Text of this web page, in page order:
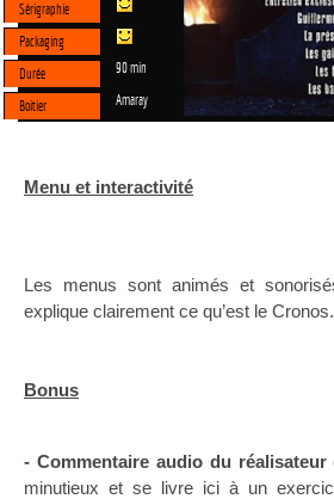
Sérigraphie
Packaging
Durée
90 min
Boitier Amaray
Menu et interactivité
Les menus sont animés et
explique clairement ce qu’est le Cronos.
Bonus
- Commentaire audio du réalisateur
minutieux et se livre ici à un